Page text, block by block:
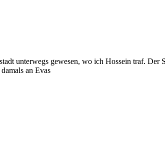
unterwegs gewesen, wo ich Hossein traf.
an Evas